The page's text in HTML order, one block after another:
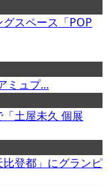
スペース「POP
ミュプ...
土屋未久 個展
登都」にグランピ